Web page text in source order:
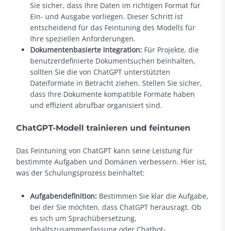
Sie sicher, dass Ihre Daten im richtigen Format für
Ein- und Ausgabe vorliegen. Dieser Schritt ist
entscheidend für das Feintuning des Modells für
Ihre speziellen Anforderungen.
Dokumentenbasierte Integration: Für Projekte, die
benutzerdefinierte Dokumentsuchen beinhalten,
sollten Sie die von ChatGPT unterstützten
Dateiformate in Betracht ziehen. Stellen Sie sicher,
dass Ihre Dokumente kompatible Formate haben
und effizient abrufbar organisiert sind.
ChatGPT-Modell trainieren und feintunen
Das Feintuning von ChatGPT kann seine Leistung für
bestimmte Aufgaben und Domänen verbessern. Hier ist,
was der Schulungsprozess beinhaltet:
Aufgabendefinition: Bestimmen Sie klar die Aufgabe,
bei der Sie möchten, dass ChatGPT herausragt. Ob
es sich um Sprachübersetzung,